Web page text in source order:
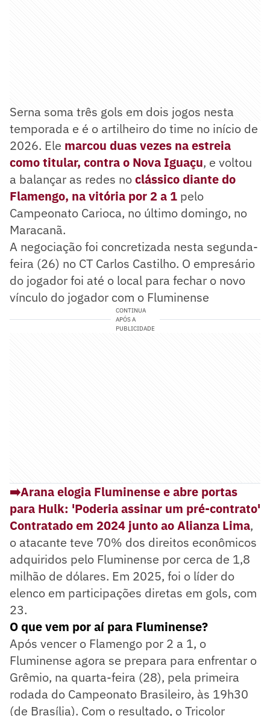
Serna soma três gols em dois jogos nesta
temporada e é o artilheiro do time no início de
2026. Ele marcou duas vezes na estreia
como titular, contra o Nova Iguaçu, e voltou
a balançar as redes noclássico diante do
Flamengo, na vitória por 2 a 1 pelo
Campeonato Carioca, no último domingo, no
Maracanã.
A negociação foi concretizada nesta segunda-
feira (26) no CT Carlos Castilho. O empresário
do jogador foi até o local para fechar o novo
vínculo do jogador com o Fluminense
CONTINUA
APÓS A
PUBLICIDADE
➡️Arana elogia Fluminense e abre portas
para Hulk: 'Poderia assinar um pré-contrato'
Contratado em 2024 junto ao Alianza Lima,
o atacante teve 70% dos direitos econômicos
adquiridos pelo Fluminense por cerca de 1,8
milhão de dólares. Em 2025, foi o líder do
elenco em participações diretas em gols, com
23.
O que vem por aí para Fluminense?
Após vencer o Flamengo por 2 a 1, o
Fluminense agora se prepara para enfrentar o
Grêmio, na quarta-feira (28), pela primeira
rodada do Campeonato Brasileiro, às 19h30
(de Brasília). Com o resultado, o Tricolor